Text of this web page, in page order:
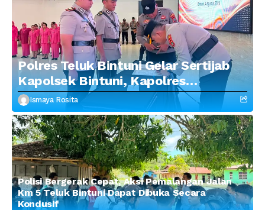
Polres Teluk Bintuni Gelar Sertijab
Kapolsek Bintuni, Kapolres
Tekankan Profesionalisme dan
Penguatan Sinergitas
Ismaya Rosita
Polisi Bergerak Cepat, Aksi Pemalangan Jalan
Km 5 Teluk Bintuni Dapat Dibuka Secara
Kondusif